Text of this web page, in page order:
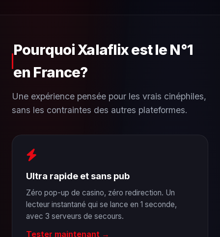
Pourquoi Xalaflix est le N°1
en France?
Une expérience pensée pour les vrais cinéphiles,
sans les contraintes des autres plateformes.
Ultra rapide et sans pub
Zéro pop-up de casino, zéro redirection. Un
lecteur instantané qui se lance en 1 seconde,
avec 3 serveurs de secours.
Tester maintenant →